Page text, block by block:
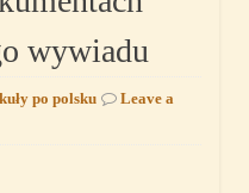
wywiadu
po polsku
Leave a